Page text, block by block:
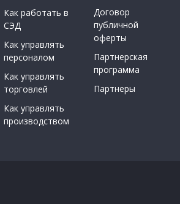
Как работать в
СЭД
Как управлять
персоналом
Как управлять
торговлей
Как управлять
производством
Договор
публичной
оферты
Партнерская
программа
Партнеры